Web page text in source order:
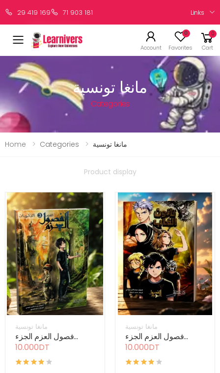
29 419 169 71 903 181 Links
Account
0
Favorites
0
Cart
مانغا تونسية
Categories
Home Categories مانغا تونسية
Product display
مانغا تونسية
فصول العزم الجزء...
10.000DT
مانغا تونسية
فصول العزم الجزء...
10.000DT